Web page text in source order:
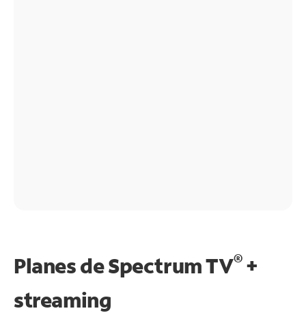
Planes de Spectrum TV®+
streaming